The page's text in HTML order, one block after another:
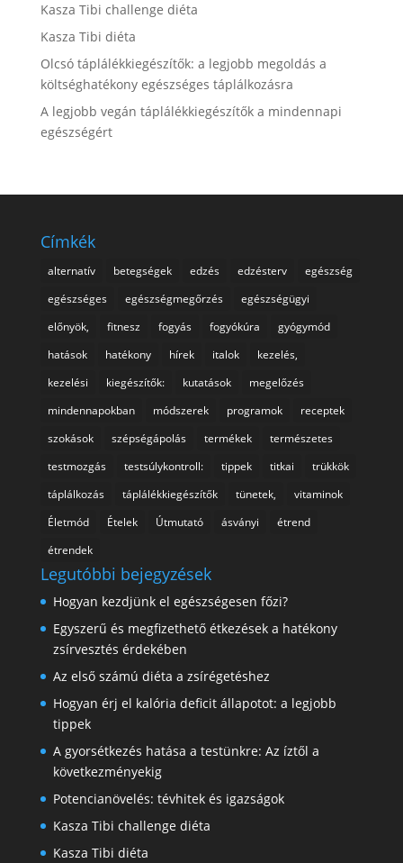
Kasza Tibi challenge diéta
Kasza Tibi diéta
Olcsó táplálékkiegészítők: a legjobb megoldás a
költséghatékony egészséges táplálkozásra
A legjobb vegán táplálékkiegészítők a mindennapi
egészségért
Címkék
alternatív betegségek edzés edzésterv
egészség
egészséges
egészségmegőrzés
egészségügyi
előnyök,
fitnesz fogyás fogyókúra
gyógymód
hatások
hatékony hírek italok
kezelés,
kezelési
kiegészítők: kutatások
megelőzés
mindennapokban
módszerek programok
receptek
szokások
szépségápolás termékek
természetes
testmozgás
testsúlykontroll: tippek titkai
trükkök
táplálkozás
táplálékkiegészítők tünetek,
vitaminok
Életmód
Ételek Útmutató ásványi
étrend
étrendek
Legutóbbi bejegyzések
Hogyan kezdjünk el egészségesen főzi?
Egyszerű és megfizethető étkezések a hatékony
zsírvesztés érdekében
Az első számú diéta a zsírégetéshez
Hogyan érj el kalória deficit állapotot: a legjobb
tippek
A gyorsétkezés hatása a testünkre: Az íztől a
következményekig
Potencianövelés: tévhitek és igazságok
Kasza Tibi challenge diéta
Kasza Tibi diéta